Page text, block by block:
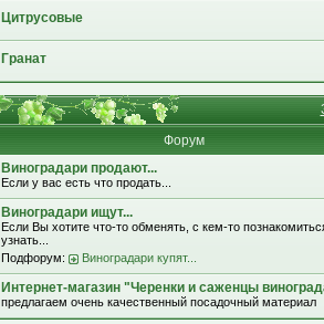
Цитрусовые
Гранат
Форум
Виноградари продают...
Если у вас есть что продать...
Виноградари ищут...
Если Вы хотите что-то обменять, с кем-то
узнать...
Подфорум:
Виноградари купят...
Интернет-магазин "Черенки и саженцы
предлагаем очень качественный посадочный материал